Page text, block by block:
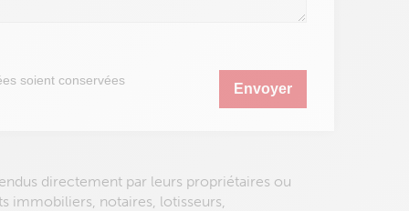
soient conservées
directement par leurs propriétaires ou
immobiliers, notaires, lotisseurs,